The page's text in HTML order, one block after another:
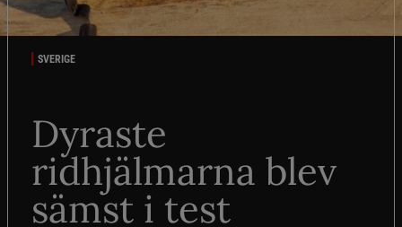
SVERIGE
Dyraste
ridhjälmarna blev
sämst i test